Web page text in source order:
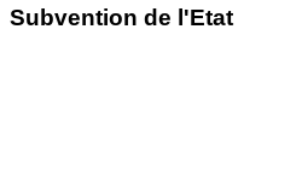
Subvention de l'Etat